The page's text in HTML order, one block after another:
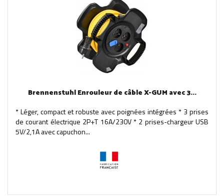
Brennenstuhl Enrouleur de câble X-GUM avec 3...
* Léger, compact et robuste avec poignées intégrées * 3 prises
de courant électrique 2P+T 16A/230V * 2 prises-chargeur USB
5V/2,1A avec capuchon...